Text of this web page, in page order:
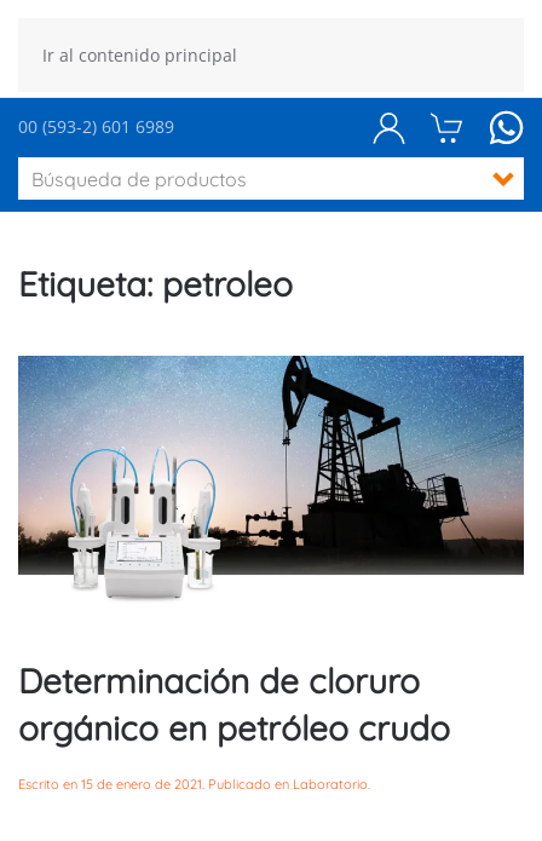
Ir al contenido principal
00 (593-2) 601 6989
Etiqueta: petroleo
Determinación de cloruro
orgánico en petróleo crudo
Escrito en 15 de enero de 2021 . Publicado en Laboratorio